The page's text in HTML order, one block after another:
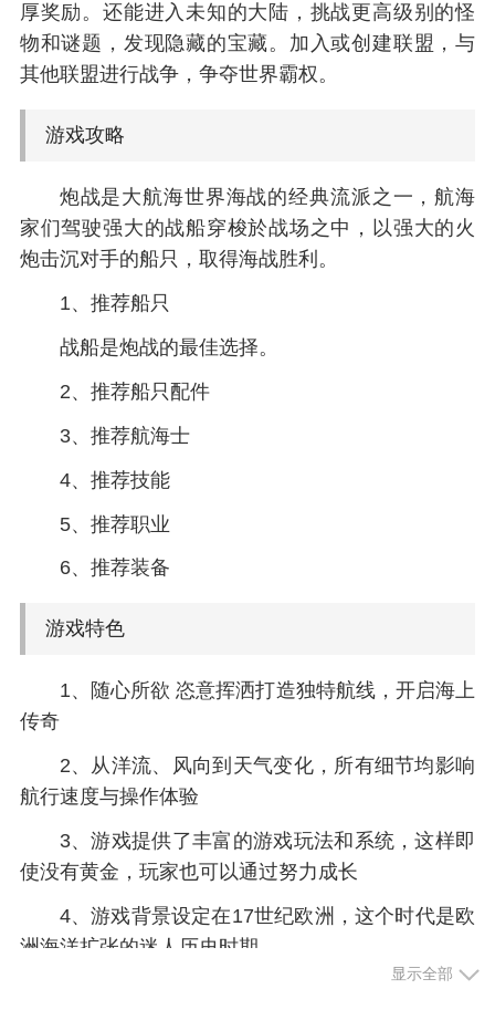
厚奖励。还能进入未知的大陆，挑战更高级别的怪
物和谜题，发现隐藏的宝藏。加入或创建联盟，与
其他联盟进行战争，争夺世界霸权。
游戏攻略
炮战是大航海世界海战的经典流派之一，航海
家们驾驶强大的战船穿梭於战场之中，以强大的火
炮击沉对手的船只，取得海战胜利。
1、推荐船只
战船是炮战的最佳选择。
2、推荐船只配件
3、推荐航海士
4、推荐技能
5、推荐职业
6、推荐装备
游戏特色
1、随心所欲 恣意挥洒打造独特航线，开启海上
传奇
2、从洋流、风向到天气变化，所有细节均影响
航行速度与操作体验
3、游戏提供了丰富的游戏玩法和系统，这样即
使没有黄金，玩家也可以通过努力成长
4、游戏背景设定在17世纪欧洲，这个时代是欧
洲海洋扩张的迷人历史时期
显示全部